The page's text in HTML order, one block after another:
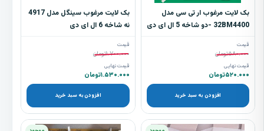
بک لایت مرغوب ار تی سی مدل
32BM4400 -دو شاخه 5 ال ای دی
قیمت
۵۸۰.۰۰۰تومان
قیمت نهایی
۵۲۰.۰۰۰تومان
افزودن به سبد خرید
بک لایت مرغوب سینگل مدل 4917
نه شاخه 6 ال ای دی
قیمت
۱.۷۰۰.۰۰۰تومان
قیمت نهایی
۱.۵۳۰.۰۰۰تومان
افزودن به سبد خرید